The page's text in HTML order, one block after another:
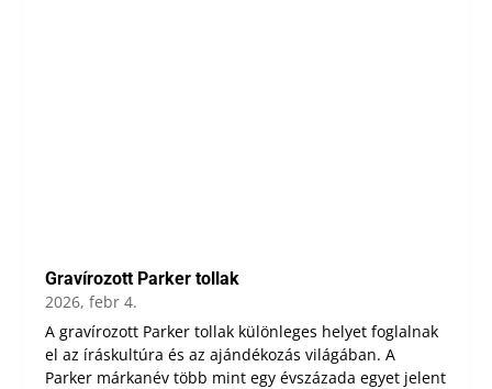
Gravírozott Parker tollak
2026, febr 4.
A gravírozott Parker tollak különleges helyet foglalnak
el az íráskultúra és az ajándékozás világában. A
Parker márkanév több mint egy évszázada egyet jelent